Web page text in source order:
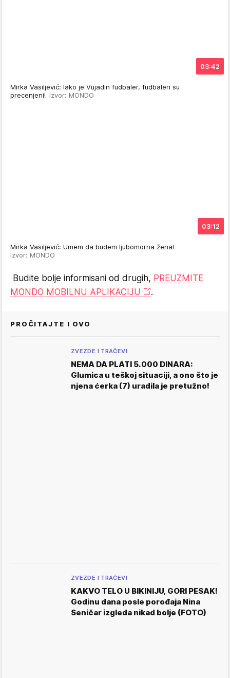
03:42
Mirka Vasiljević: Iako je Vujadin fudbaler, fudbaleri su
precenjeni! Izvor: MONDO
03:12
Mirka Vasiljević: Umem da budem ljubomorna žena!
Izvor: MONDO
Budite bolje informisani od drugih, PREUZMITE
MONDO MOBILNU APLIKACIJU
.
PROČITAJTE I OVO
ZVEZDE I TRAČEVI
NEMA DA PLATI 5.000 DINARA:
Glumica u teškoj situaciji, a ono što je
njena ćerka (7) uradila je pretužno!
ZVEZDE I TRAČEVI
KAKVO TELO U BIKINIJU, GORI PESAK!
Godinu dana posle porođaja Nina
Seničar izgleda nikad bolje (FOTO)